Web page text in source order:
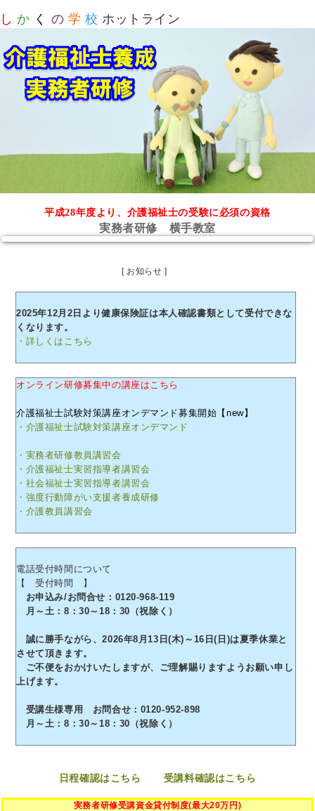
し か く の 学 校 ホットライン
平成28年度より、介護福祉士の受験に必須の資格
実務者研修 横手教室
[ お知らせ ]
2025年12月2日より健康保険証は本人確認書類として受付できな
くなります。
・詳しくはこちら
オンライン研修募集中の講座はこちら
介護福祉士試験対策講座オンデマンド募集開始【new】
・介護福祉士試験対策講座オンデマンド
・実務者研修教員講習会
・介護福祉士実習指導者講習会
・社会福祉士実習指導者講習会
・強度行動障がい支援者養成研修
・介護教員講習会
電話受付時間について
【 受付時間 】
お申込み/お問合せ：0120-968-119
月～土：8：30～18：30（祝除く）
誠に勝手ながら、2026年8月13日(木)～16日(日)は夏季休業と
させて頂きます。
ご不便をおかけいたしますが、ご理解賜りますようお願い申し
上げます。
受講生様専用 お問合せ：0120-952-898
月～土：8：30～18：30（祝除く）
日程確認はこちら 受講料確認はこちら
実務者研修受講資金貸付制度(最大20万円)